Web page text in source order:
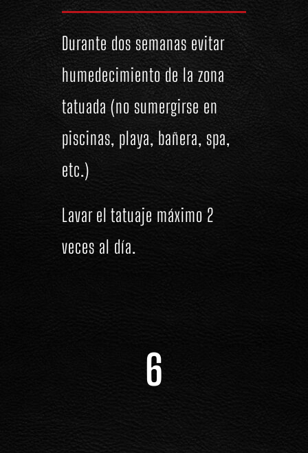
Durante dos semanas evitar
humedecimiento de la zona
tatuada (no sumergirse en
piscinas, playa, bañera, spa,
etc.)
Lavar el tatuaje máximo 2
veces al día.
6